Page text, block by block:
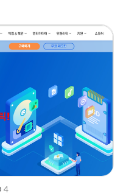
정: Win + R →
shell:common startup
램 등록 방법 / 삭제 방
4